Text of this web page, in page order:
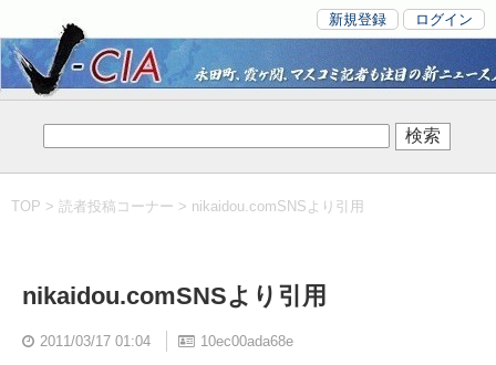
新規登録 ログイン
TOP > 読者投稿コーナー > nikaidou.comSNSより引用
nikaidou.comSNSより引用
2011/03/17 01:04 10ec00ada68e